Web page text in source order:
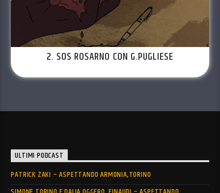
2. SOS ROSARNO CON G.PUGLIESE
ULTIMI PODCAST
PATRICK ZAKI – ASPETTANDO ARMONIA,TORINO